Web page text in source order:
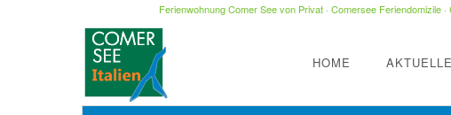
Ferienwohnung Comer See von Privat· Comersee Feriendomizile·
HOME